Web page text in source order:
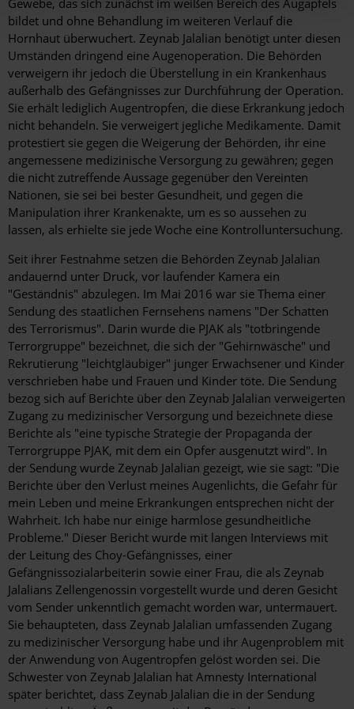
Gewebe, das sich zunächst im weißen Bereich des Augapfels
bildet und ohne Behandlung im weiteren Verlauf die
Hornhaut überwuchert. Zeynab Jalalian benötigt unter diesen
Umständen dringend eine Augenoperation. Die Behörden
verweigern ihr jedoch die Überstellung in ein Krankenhaus
außerhalb des Gefängnisses zur Durchführung der Operation.
Sie erhält lediglich Augentropfen, die diese Erkrankung jedoch
nicht behandeln. Sie verweigert jegliche Medikamente. Damit
protestiert sie gegen die Weigerung der Behörden, ihr eine
angemessene medizinische Versorgung zu gewähren; gegen
die nicht zutreffende Aussage gegenüber den Vereinten
Nationen, sie sei bei bester Gesundheit, und gegen die
Manipulation ihrer Krankenakte, um es so aussehen zu
lassen, als erhielte sie jede Woche eine Kontrolluntersuchung.
Seit ihrer Festnahme setzen die Behörden Zeynab Jalalian
andauernd unter Druck, vor laufender Kamera ein
"Geständnis" abzulegen. Im Mai 2016 war sie Thema einer
Sendung des staatlichen Fernsehens namens "Der Schatten
des Terrorismus". Darin wurde die PJAK als "totbringende
Terrorgruppe" bezeichnet, die sich der "Gehirnwäsche" und
Rekrutierung "leichtgläubiger" junger Erwachsener und Kinder
verschrieben habe und Frauen und Kinder töte. Die Sendung
bezog sich auf Berichte über den Zeynab Jalalian verweigerten
Zugang zu medizinischer Versorgung und bezeichnete diese
Berichte als "eine typische Strategie der Propaganda der
Terrorgruppe PJAK, mit dem ein Opfer ausgenutzt wird". In
der Sendung wurde Zeynab Jalalian gezeigt, wie sie sagt: "Die
Berichte über den Verlust meines Augenlichts, die Gefahr für
mein Leben und meine Erkrankungen entsprechen nicht der
Wahrheit. Ich habe nur einige harmlose gesundheitliche
Probleme." Dieser Bericht wurde mit langen Interviews mit
der Leitung des Choy-Gefängnisses, einer
Gefängnissozialarbeiterin sowie einer Frau, die als Zeynab
Jalalians Zellengenossin vorgestellt wurde und deren Gesicht
vom Sender unkenntlich gemacht worden war, untermauert.
Sie behaupteten, dass Zeynab Jalalian umfassenden Zugang
zu medizinischer Versorgung habe und ihr Augenproblem mit
der Anwendung von Augentropfen gelöst worden sei. Die
Schwester von Zeynab Jalalian hat Amnesty International
später berichtet, dass Zeynab Jalalian die in der Sendung